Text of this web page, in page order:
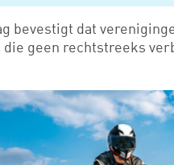
bevestigt dat
geen rechtstreeks